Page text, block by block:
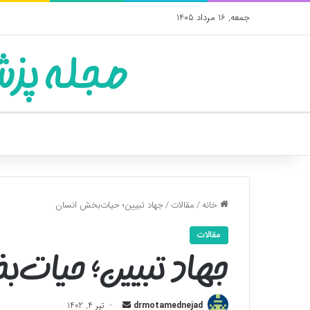
جمعه, 16 مرداد 1405
مجله
خانه/مقالات/جهاد تبیین؛ حیات‌بخش انسان
مقالات
جهاد تبیین؛
drmotamednejad
ارسال تیر 4, 1402